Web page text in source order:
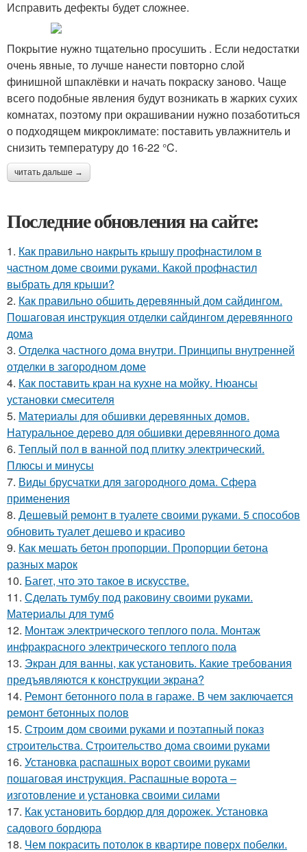
Исправить дефекты будет сложнее.
Покрытие нужно тщательно просушить . Если недостатки
очень явные, то лучше нанести повторно слой
финишной шпаклёвки и начать покраску заново. Чаще
всего подобные явления будут возникать в жарких сухих
комнатах, поэтому при окрашивании нужно позаботиться
о подходящем микроклимате: поставить увлажнитель и
снизить температуру до 16-22 °C.
читать дальше →
Последние обновления на сайте:
1. Как правильно накрыть крышу профнастилом в
частном доме своими руками. Какой профнастил
выбрать для крыши?
2. Как правильно обшить деревянный дом сайдингом.
Пошаговая инструкция отделки сайдингом деревянного
дома
3. Отделка частного дома внутри. Принципы внутренней
отделки в загородном доме
4. Как поставить кран на кухне на мойку. Нюансы
установки смесителя
5. Материалы для обшивки деревянных домов.
Натуральное дерево для обшивки деревянного дома
6. Теплый пол в ванной под плитку электрический.
Плюсы и минусы
7. Виды брусчатки для загородного дома. Сфера
применения
8. Дешевый ремонт в туалете своими руками. 5 способов
обновить туалет дешево и красиво
9. Как мешать бетон пропорции. Пропорции бетона
разных марок
10. Багет, что это такое в искусстве.
11. Сделать тумбу под раковину своими руками.
Материалы для тумб
12. Монтаж электрического теплого пола. Монтаж
инфракрасного электрического теплого пола
13. Экран для ванны, как установить. Какие требования
предъявляются к конструкции экрана?
14. Ремонт бетонного пола в гараже. В чем заключается
ремонт бетонных полов
15. Строим дом своими руками и поэтапный показ
строительства. Строительство дома своими руками
16. Установка распашных ворот своими руками
пошаговая инструкция. Распашные ворота –
изготовление и установка своими силами
17. Как установить бордюр для дорожек. Установка
садового бордюра
18. Чем покрасить потолок в квартире поверх побелки.